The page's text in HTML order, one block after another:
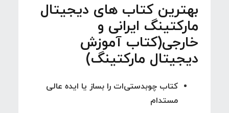
بهترین کتاب های دیجیتال
مارکتینگ ایرانی و
خارجی(کتاب آموزش
دیجیتال مارکتینگ)
کتاب چوبدستی‌ات را بساز یا ایده عالی
مستدام